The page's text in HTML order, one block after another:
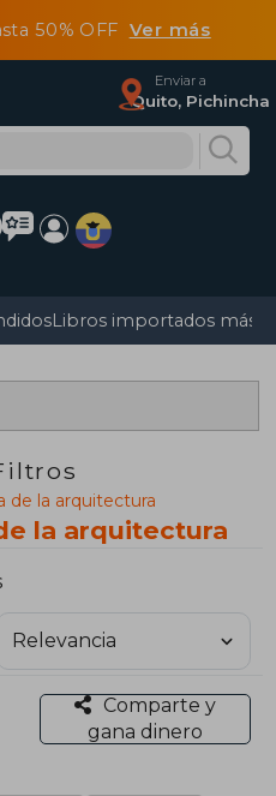
50% OFF Ver más
Enviar a
Quito, Pichincha
Libros importados más
de la arquitectura
la arquitectura
Comparte y
gana dinero